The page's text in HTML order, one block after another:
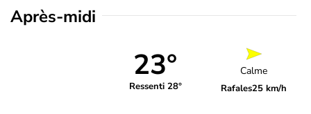
Après-midi
23°
Ressenti 28°
Calme
Rafales25 km/h